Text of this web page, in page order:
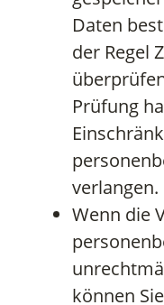
Daten
der Regel
Prüfung
verlangen.
Wenn die
können